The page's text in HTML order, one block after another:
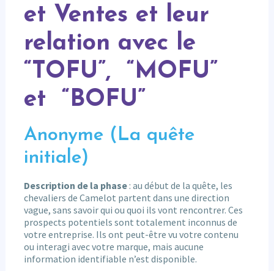
et Ventes et leur
relation avec le
“TOFU”, “MOFU”
et “BOFU”
Anonyme (La quête
initiale)
Description de la phase: au début de la quête, les
chevaliers de Camelot partent dans une direction
vague, sans savoir qui ou quoi ils vont rencontrer. Ces
prospects potentiels sont totalement inconnus de
votre entreprise. Ils ont peut-être vu votre contenu
ou interagi avec votre marque, mais aucune
information identifiable n’est disponible.